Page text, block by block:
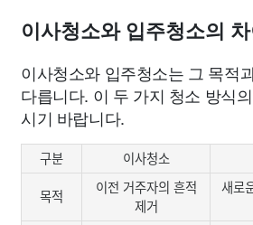
이사청소와 입주청소의 차
이사청소와 입주청소는 그 목적
다릅니다. 이 두 가지 청소 방식
시기 바랍니다.
구분 이사청소
목적
이전 거주자의 흔적
제거
새로